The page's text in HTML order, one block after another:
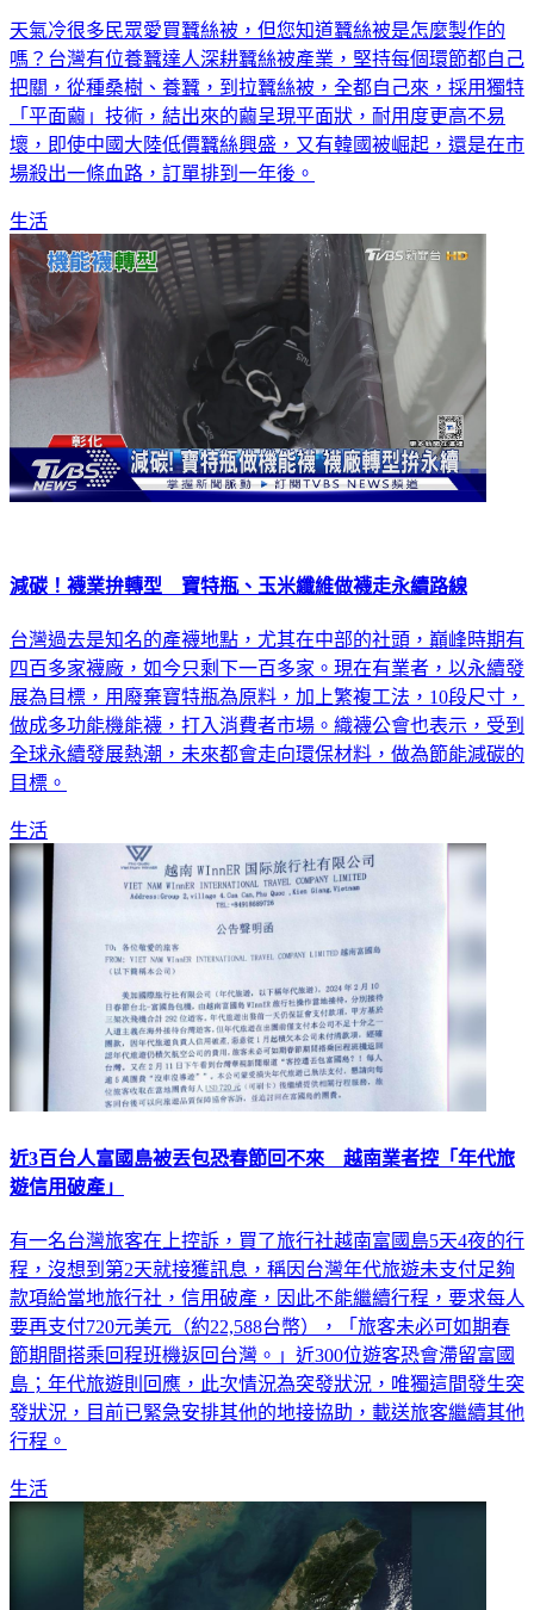
天氣冷很多民眾愛買蠶絲被，但您知道蠶絲被是怎麼製作的
嗎？台灣有位養蠶達人深耕蠶絲被產業，堅持每個環節都自己
把關，從種桑樹、養蠶，到拉蠶絲被，全都自己來，採用獨特
「平面繭」技術，結出來的繭呈現平面狀，耐用度更高不易
壞，即使中國大陸低價蠶絲興盛，又有韓國被崛起，還是在市
場殺出一條血路，訂單排到一年後。
生活
減碳！襪業拚轉型 寶特瓶、玉米纖維做襪走永續路線
台灣過去是知名的產襪地點，尤其在中部的社頭，巔峰時期有
四百多家襪廠，如今只剩下一百多家。現在有業者，以永續發
展為目標，用廢棄寶特瓶為原料，加上繁複工法，10段尺寸，
做成多功能機能襪，打入消費者市場。織襪公會也表示，受到
全球永續發展熱潮，未來都會走向環保材料，做為節能減碳的
目標。
生活
近3百台人富國島被丟包恐春節回不來 越南業者控「年代旅
遊信用破產」
有一名台灣旅客在上控訴，買了旅行社越南富國島5天4夜的行
程，沒想到第2天就接獲訊息，稱因台灣年代旅遊未支付足夠
款項給當地旅行社，信用破產，因此不能繼續行程，要求每人
要再支付720元美元（約22,588台幣），「旅客未必可如期春
節期間搭乘回程班機返回台灣。」近300位遊客恐會滯留富國
島；年代旅遊則回應，此次情況為突發狀況，唯獨這間發生突
發狀況，目前已緊急安排其他的地接協助，載送旅客繼續其他
行程。
生活